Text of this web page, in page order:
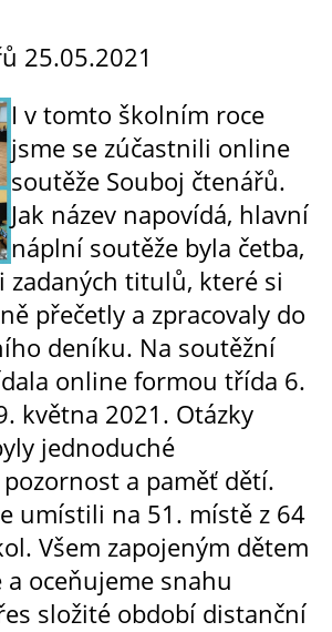
25.05.2021
I v tomto školním roce
jsme se zúčastnili online
soutěže Souboj čtenářů.
Jak název napovídá, hlavní
náplní soutěže byla četba,
zadaných titulů, které si
přečetly a zpracovaly do
deníku. Na soutěžní
online formou třída 6.
května 2021. Otázky
jednoduché
a paměť dětí.
umístili na 51. místě z 64
Všem zapojeným dětem
oceňujeme snahu
složité období distanční